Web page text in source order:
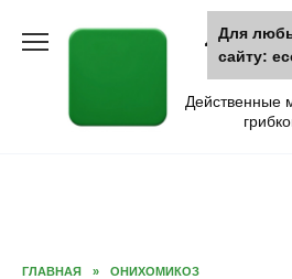
Действенные
ГЛАВНАЯ » ОНИХОМИКОЗ
Для
сайту: